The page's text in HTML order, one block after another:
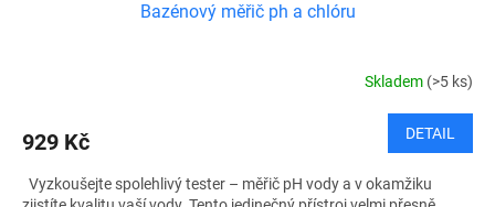
Bazénový měřič ph a chlóru
Skladem (>5 ks)
929 Kč DETAIL
Vyzkoušejte spolehlivý tester – měřič pH vody a v okamžiku